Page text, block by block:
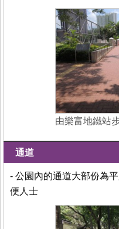
由樂富地鐵站
通道
- 公園內的通道大部份為
便人士